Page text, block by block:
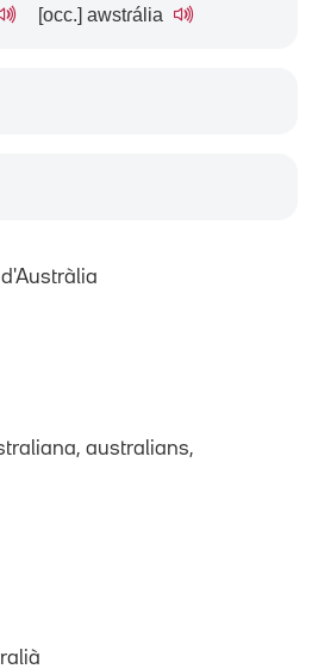
[occ.] awstɾália
australians,